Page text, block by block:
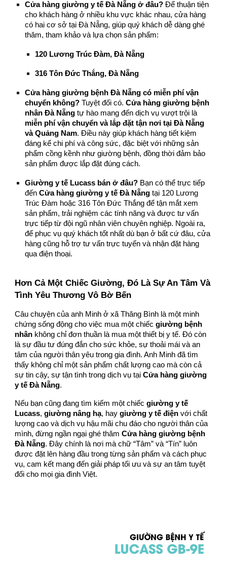
Cửa hàng giường y tế Đà Nẵng ở đâu? Để thuận tiện
cho khách hàng ở nhiều khu vực khác nhau, cửa hàng
có hai cơ sở tại Đà Nẵng, giúp quý khách dễ dàng ghé
thăm, tham khảo và lựa chọn sản phẩm:
120 Lương Trúc Đàm, Đà Nẵng
316 Tôn Đức Thắng, Đà Nẵng
Cửa hàng giường bệnh Đà Nẵng có miễn phí vận
chuyển không? Tuyệt đối có.Cửa hàng giường bệnh
nhân Đà Nẵng tự hào mang đến dịch vụ vượt trội là
miễn phí vận chuyển và lắp đặt tận nơi tại Đà Nẵng
và Quảng Nam. Điều này giúp khách hàng tiết kiệm
đáng kể chi phí và công sức, đặc biệt với những sản
phẩm cồng kềnh như giường bệnh, đồng thời đảm bảo
sản phẩm được lắp đặt đúng cách.
Giường y tế Lucass bán ở đâu? Bạn có thể trực tiếp
đếnCửa hàng giường y tế Đà Nẵng tại 120 Lương
Trúc Đàm hoặc 316 Tôn Đức Thắng để tận mắt xem
sản phẩm, trải nghiệm các tính năng và được tư vấn
trực tiếp từ đội ngũ nhân viên chuyên nghiệp. Ngoài ra,
để phục vụ quý khách tốt nhất dù bạn ở bất cứ đâu, cửa
hàng cũng hỗ trợ tư vấn trực tuyến và nhận đặt hàng
qua điện thoại.
Hơn Cả Một Chiếc Giường, Đó Là Sự An Tâm Và
Tình Yêu Thương Vô Bờ Bến
Câu chuyện của anh Minh ở xã Thăng Bình là một minh
chứng sống động cho việc mua một chiếcgiường bệnh
nhân không chỉ đơn thuần là mua một thiết bị y tế. Đó còn
là sự đầu tư đúng đắn cho sức khỏe, sự thoải mái và an
tâm của người thân yêu trong gia đình. Anh Minh đã tìm
thấy không chỉ một sản phẩm chất lượng cao mà còn cả
sự tin cậy, sự tận tình trong dịch vụ tạiCửa hàng giường
y tế Đà Nẵng.
Nếu bạn cũng đang tìm kiếm một chiếcgiường y tế
Lucass,giường nâng hạ, haygiường y tế điện với chất
lượng cao và dịch vụ hậu mãi chu đáo cho người thân của
mình, đừng ngần ngại ghé thămCửa hàng giường bệnh
Đà Nẵng. Đây chính là nơi mà chữ “Tâm” và “Tín” luôn
được đặt lên hàng đầu trong từng sản phẩm và cách phục
vụ, cam kết mang đến giải pháp tối ưu và sự an tâm tuyệt
đối cho mọi gia đình Việt.